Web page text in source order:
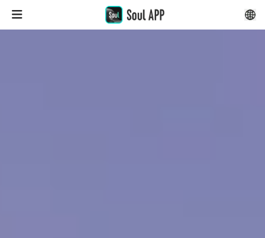
Soul App - 多元有趣的Gen AI社交游乐园